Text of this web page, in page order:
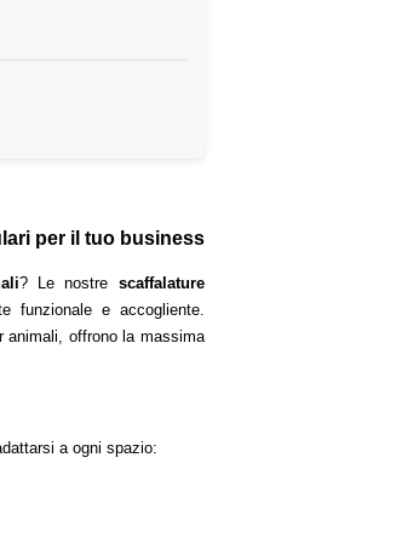
per il tuo business
? Le nostre scaffalature
e accogliente.
animali, offrono la massima
a ogni spazio: